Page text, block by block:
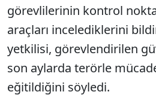
görevlilerinin kontrol
araçları incelediklerini
yetkilisi, görevlendirilen
son aylarda terörle
eğitildiğini söyledi.